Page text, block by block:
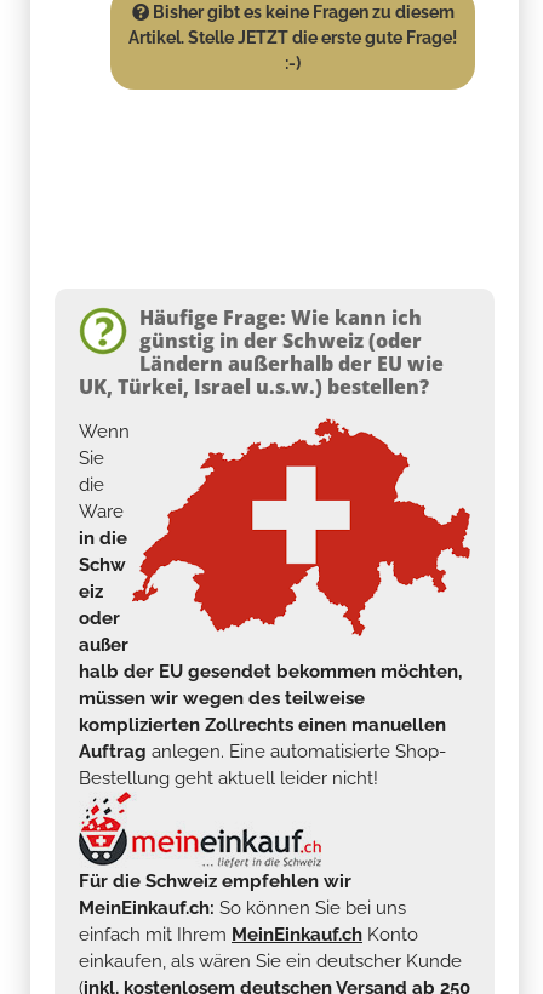
Bisher gibt es keine Fragen zu diesem
Artikel. Stelle JETZT die erste gute Frage!
:-)
Häufige Frage: Wie kann ich
günstig in der Schweiz (oder
Ländern außerhalb der EU wie
UK, Türkei, Israel u.s.w.) bestellen?
Wenn
Sie
die
Ware
in die
Schw
eiz
oder
außer
halb der EU gesendet bekommen möchten,
müssen wir wegen des teilweise
komplizierten Zollrechts einen manuellen
Auftrag anlegen. Eine automatisierte Shop-
Bestellung geht aktuell leider nicht!
Für die Schweiz empfehlen wir
MeinEinkauf.ch: So können Sie bei uns
einfach mit Ihrem MeinEinkauf.ch Konto
einkaufen, als wären Sie ein deutscher Kunde
(inkl. kostenlosem deutschen Versand ab 250